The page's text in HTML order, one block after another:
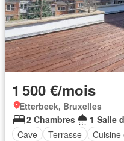
1 500 €/mois
Etterbeek, Bruxelles
2 Chambres
1 Salle
Cave
Terrasse Cuisine